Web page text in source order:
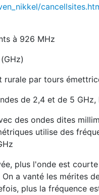
à 926 MHz
rurale par tours
de 2,4 et de 5
des ondes dites
utilise des
plus l'onde est
On a vanté les mérites
plus la fréquence